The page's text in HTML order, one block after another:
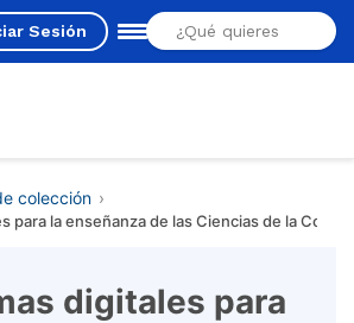
Sesión
colección
para la enseñanza de las Ciencias de la
digitales para